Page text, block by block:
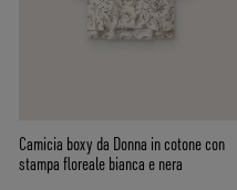
Camicia boxy da Donna in cotone con
stampa floreale bianca e nera